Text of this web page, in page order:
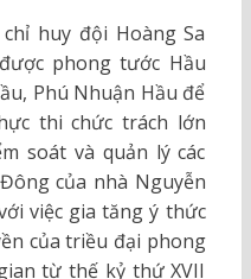
huy đội Hoàng Sa
phong tước Hầu
Phú Nhuận Hầu để
thi chức trách lớn
soát và quản lý các
của nhà Nguyễn
việc gia tăng ý thức
của triều đại phong
từ thế kỷ thứ XVII